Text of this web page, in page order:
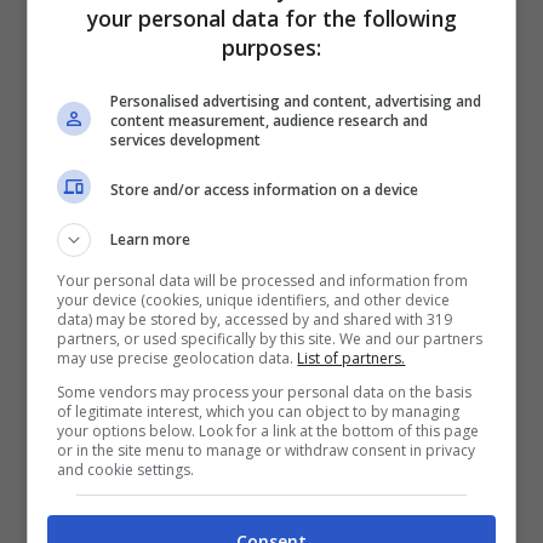
analizzava
i dati dei registri nazionali dei
2018.
In sintesi, le prove di alta qualità
disponibili non hanno mostrato alcuna
associazione tra le tracce di alluminio
utilizzate in alcuni vaccini e i disturbi dello
continuativo di vaccini con adiuvanti di
alluminio. A seguito della revisione, il
your personal data for the following
purposes:
Personalised advertising and content, advertising and
content measurement, audience research and
services development
Store and/or access information on a device
Learn more
Your personal data will be processed and information from
your device (cookies, unique identifiers, and other device
data) may be stored by, accessed by and shared with 319
partners, or used specifically by this site. We and our partners
may use precise geolocation data. List of partners.
Some vendors may process your personal data on the basis
of legitimate interest, which you can object to by managing
your options below. Look for a link at the bottom of this page
or in the site menu to manage or withdraw consent in privacy
and cookie settings.